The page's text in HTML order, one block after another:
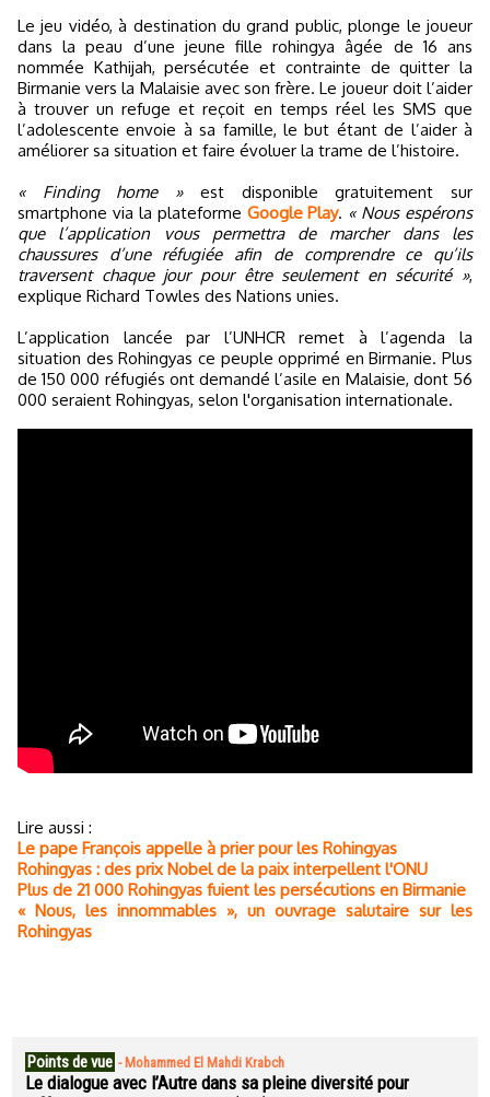
Le jeu vidéo, à destination du grand public, plonge le joueur
dans la peau d’une jeune fille rohingya âgée de 16 ans
nommée Kathijah, persécutée et contrainte de quitter la
Birmanie vers la Malaisie avec son frère. Le joueur doit l’aider
à trouver un refuge et reçoit en temps réel les SMS que
l’adolescente envoie à sa famille, le but étant de l’aider à
améliorer sa situation et faire évoluer la trame de l’histoire.
« Finding home »est disponible gratuitement sur
smartphone via la plateforme Google Play. « Nous espérons
que l’application vous permettra de marcher dans les
chaussures d’une réfugiée afin de comprendre ce qu’ils
traversent chaque jour pour être seulement en sécurité »,
explique Richard Towles des Nations unies.
L’application lancée par l’UNHCR remet à l’agenda la
situation des Rohingyas ce peuple opprimé en Birmanie. Plus
de 150 000 réfugiés ont demandé l’asile en Malaisie, dont 56
000 seraient Rohingyas, selon l'organisation internationale.
Lire aussi :
Le pape François appelle à prier pour les Rohingyas
Rohingyas : des prix Nobel de la paix interpellent l'ONU
Plus de 21 000 Rohingyas fuient les persécutions en Birmanie
« Nous, les innommables », un ouvrage salutaire sur les
Rohingyas
Points de vue - Mohammed El Mahdi Krabch
Le dialogue avec l’Autre dans sa pleine diversité pour